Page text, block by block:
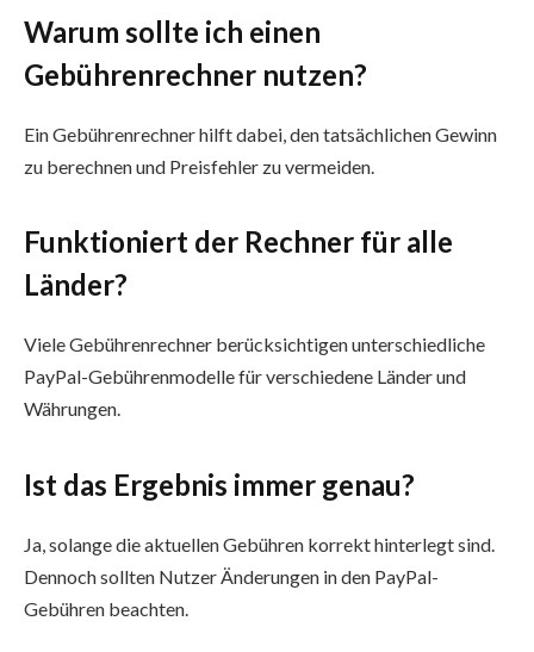
Warum sollte ich einen
Gebührenrechner nutzen?
Ein Gebührenrechner hilft dabei, den tatsächlichen Gewinn
zu berechnen und Preisfehler zu vermeiden.
Funktioniert der Rechner für alle
Länder?
Viele Gebührenrechner berücksichtigen unterschiedliche
PayPal-Gebührenmodelle für verschiedene Länder und
Währungen.
Ist das Ergebnis immer genau?
Ja, solange die aktuellen Gebühren korrekt hinterlegt sind.
Dennoch sollten Nutzer Änderungen in den PayPal-
Gebühren beachten.